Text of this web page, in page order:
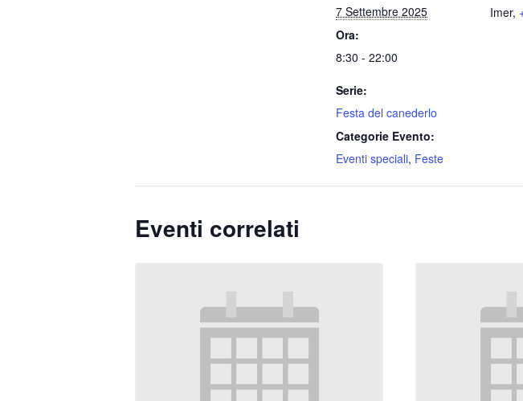
7 Settembre 2025
Ora:
8:30 - 22:00
Serie:
Festa del canederlo
Categorie Evento:
Eventi speciali, Feste
Imer,
Eventi correlati